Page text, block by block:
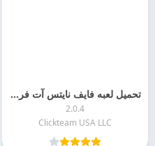
تحميل لعبه فايف نايتس آت فريديز 4 Five Nights at Freddy’s اخر اصدار مجانا
2.0.4
Clickteam USA LLC